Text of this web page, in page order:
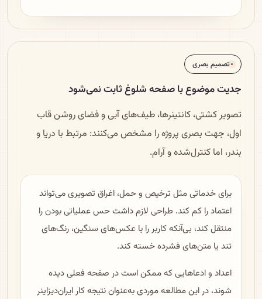
تصمیم بصری
جدیت موضوع با صفحه شلوغ ثابت نمی‌شود
تصویر کشتی، کانتینرها، طیف‌های آبی و فضای روشن قاب
اول، جهت بصری پروژه را مشخص می‌کنند: مرتبط با دریا و
بندر، اما کنترل‌شده و آرام.
برای خدماتی مثل ترخیص و حمل، اغراق تصویری می‌تواند
اعتماد را کم کند. طراحی لازم داشت حس عملیاتی بودن را
منتقل کند، بی‌آنکه کاربر را با عکس‌های سنگین، رنگ‌های
تند یا متن‌های فشرده خسته کند.
اعداد و ادعاهایی که ممکن است در صفحه فعلی دیده
شوند، در این مطالعه موردی به‌عنوان نتیجه کار ایران‌دیزاینر